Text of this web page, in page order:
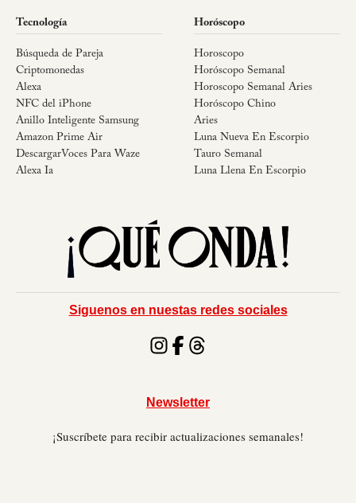
Tecnología
Búsqueda de Pareja
Criptomonedas
Alexa
NFC del iPhone
Anillo Inteligente Samsung
Amazon Prime Air
DescargarVoces Para Waze
Alexa Ia
Horóscopo
Horoscopo
Horóscopo Semanal
Horoscopo Semanal Aries
Horóscopo Chino
Aries
Luna Nueva En Escorpio
Tauro Semanal
Luna Llena En Escorpio
Siguenos en nuestas redes sociales
Newsletter
¡Suscríbete para recibir actualizaciones semanales!